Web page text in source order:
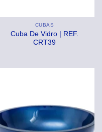
CUBAS
Cuba De Vidro | REF.
CRT39